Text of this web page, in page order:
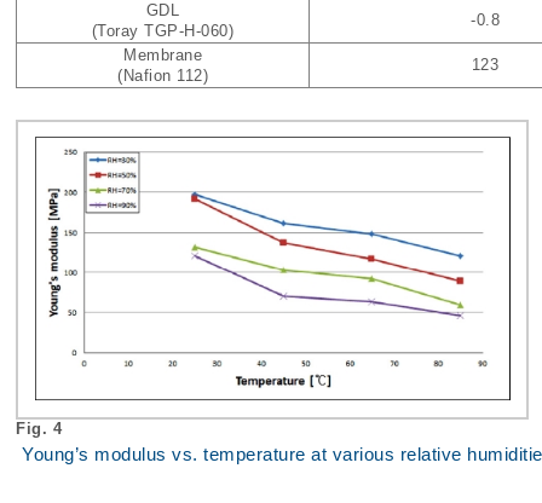
GDL
(Toray TGP-H-060)
-0.8
Membrane
(Nafion 112)
123
Fig. 4
Young’s modulus vs. temperature at various relative